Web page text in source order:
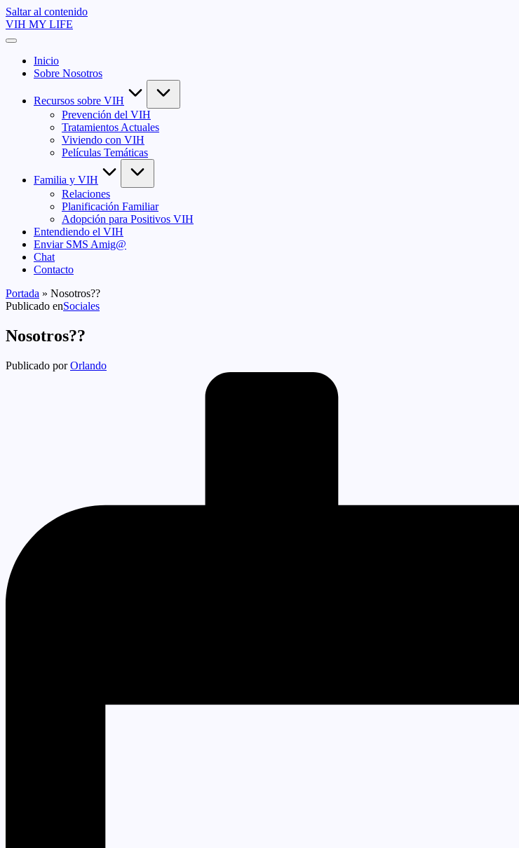
Saltar al contenido
VIH MY LIFE
Inicio
Sobre Nosotros
Recursos sobre VIH
Prevención del VIH
Tratamientos Actuales
Viviendo con VIH
Películas Temáticas
Familia y VIH
Relaciones
Planificación Familiar
Adopción para Positivos VIH
Entendiendo el VIH
Enviar SMS Amig@
Chat
Contacto
Portada » Nosotros??
Publicado enSociales
Nosotros??
Publicado por Orlando